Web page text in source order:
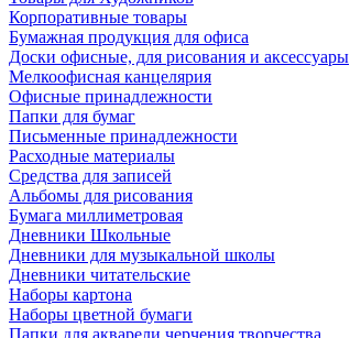
Корпоративные товары
Бумажная продукция для офиса
Доски офисные, для рисования и аксессуары
Мелкоофисная канцелярия
Офисные принадлежности
Папки для бумаг
Письменные принадлежности
Расходные материалы
Средства для записей
Альбомы для рисования
Бумага миллиметровая
Дневники Школьные
Дневники для музыкальной школы
Дневники читательские
Наборы картона
Наборы цветной бумаги
Папки для акварели,черчения,творчества